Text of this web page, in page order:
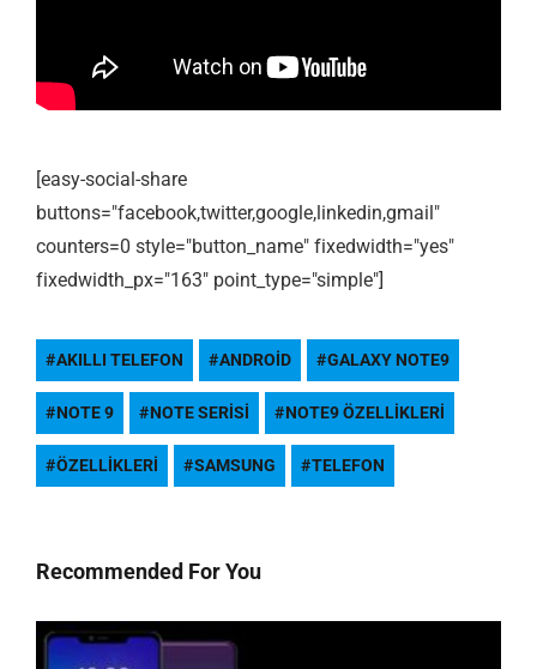
[easy-social-share
buttons="facebook,twitter,google,linkedin,gmail"
counters=0 style="button_name" fixedwidth="yes"
fixedwidth_px="163" point_type="simple"]
AKILLI TELEFON ANDROID GALAXY NOTE9
NOTE 9 NOTE SERISI NOTE9 ÖZELLIKLERI
ÖZELLIKLERI SAMSUNG TELEFON
Recommended For You